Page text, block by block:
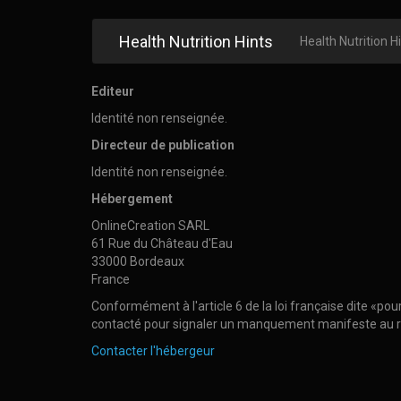
Health Nutrition Hints Health Nutrition
Editeur
Identité non renseignée.
Directeur de publication
Identité non renseignée.
Hébergement
OnlineCreation SARL
61 Rue du Château d'Eau
33000 Bordeaux
France
Conformément à l'article 6 de la loi française dite
contacté pour signaler un manquement manifeste au
Contacter l'hébergeur